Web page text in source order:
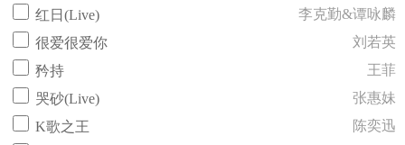
红日(Live)
李克勤&谭咏麟
很爱很爱你
刘若英
矜持
王菲
哭砂(Live)
张惠妹
K歌之王
陈奕迅